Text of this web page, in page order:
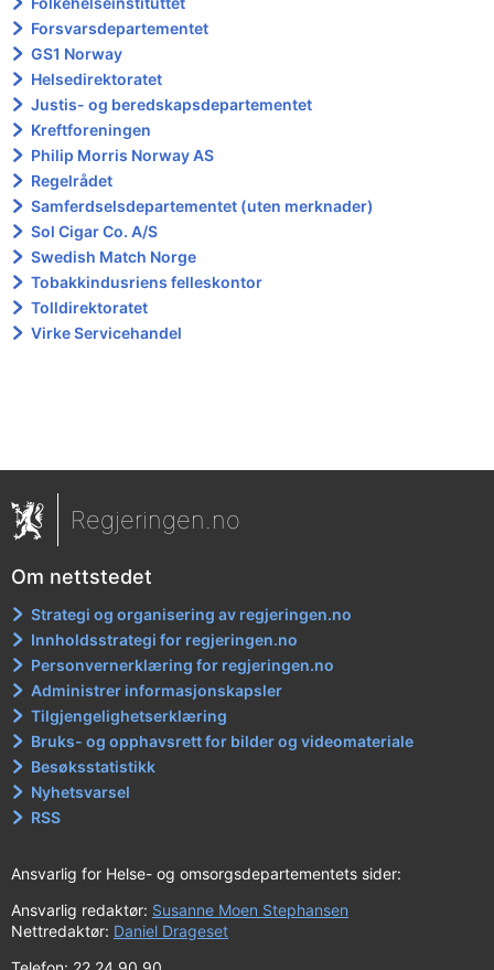
Forsvarsdepartementet
GS1 Norway
Helsedirektoratet
Justis- og beredskapsdepartementet
Kreftforeningen
Philip Morris Norway AS
Regelrådet
Samferdselsdepartementet (uten merknader)
Sol Cigar Co. A/S
Swedish Match Norge
Tobakkindusriens felleskontor
Tolldirektoratet
Virke Servicehandel
Regjeringen.no
Om nettstedet
Strategi og organisering av regjeringen.no
Innholdsstrategi for regjeringen.no
Personvernerklæring for regjeringen.no
Administrer informasjonskapsler
Tilgjengelighetserklæring
Bruks- og opphavsrett for bilder og videomateriale
Besøksstatistikk
Nyhetsvarsel
RSS
Ansvarlig for Helse- og omsorgsdepartementets sider:
Ansvarlig redaktør: Susanne Moen Stephansen
Nettredaktør: Daniel Drageset